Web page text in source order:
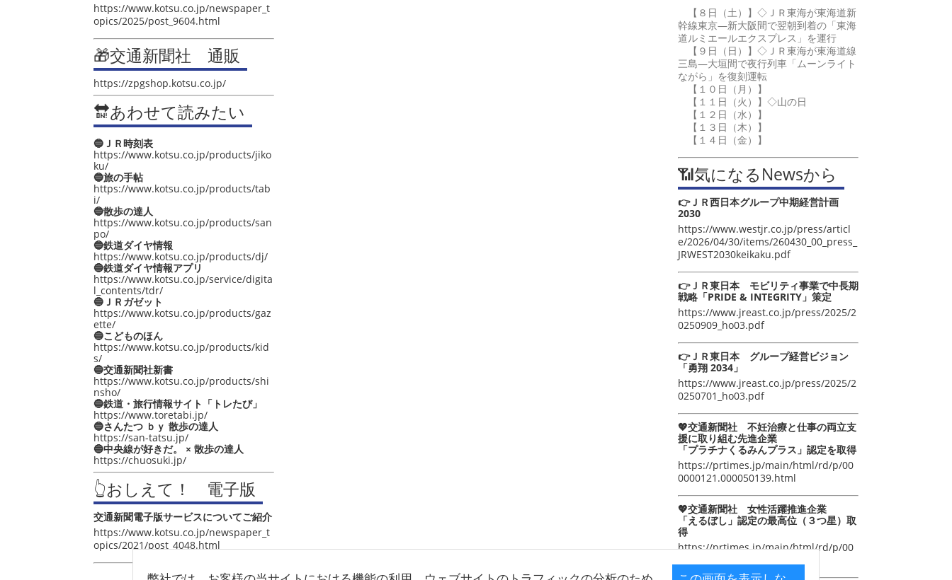
https://www.kotsu.co.jp/newspaper_t
opics/2025/post_9604.html
🎁交通新聞社 通販
https://zpgshop.kotsu.co.jp/
🔛あわせて読みたい
🔵ＪＲ時刻表
https://www.kotsu.co.jp/products/jiko
ku/
🔵旅の手帖
https://www.kotsu.co.jp/products/tab
i/
🔵散歩の達人
https://www.kotsu.co.jp/products/san
po/
🔵鉄道ダイヤ情報
https://www.kotsu.co.jp/products/dj/
🔵鉄道ダイヤ情報アプリ
https://www.kotsu.co.jp/service/digita
l_contents/tdr/
🔵ＪＲガゼット
https://www.kotsu.co.jp/products/gaz
ette/
🔵こどものほん
https://www.kotsu.co.jp/products/kid
s/
🔵交通新聞社新書
https://www.kotsu.co.jp/products/shi
nsho/
🔵鉄道・旅行情報サイト「トレたび」
https://www.toretabi.jp/
🔵さんたつ ｂｙ 散歩の達人
https://san-tatsu.jp/
🔵中央線が好きだ。 × 散歩の達人
https://chuosuki.jp/
👆おしえて！ 電子版
交通新聞電子版サービスについてご紹介
https://www.kotsu.co.jp/newspaper_t
opics/2021/post_4048.html
【８日（土）】◇ＪＲ東海が東海道新
幹線東京―新大阪間で翌朝到着の「東海
道ルミエールエクスプレス」を運行
【９日（日）】◇ＪＲ東海が東海道線
三島―大垣間で夜行列車「ムーンライト
ながら」を復刻運転
【１０日（月）】
【１１日（火）】◇山の日
【１２日（水）】
【１３日（木）】
【１４日（金）】
📶気になるNewsから
👉ＪＲ西日本グループ中期経営計画
2030
https://www.westjr.co.jp/press/articl
e/2026/04/30/items/260430_00_press_
JRWEST2030keikaku.pdf
👉ＪＲ東日本 モビリティ事業で中長期
戦略「PRIDE & INTEGRITY」策定
https://www.jreast.co.jp/press/2025/2
0250909_ho03.pdf
👉ＪＲ東日本 グループ経営ビジョン
「勇翔 2034」
https://www.jreast.co.jp/press/2025/2
0250701_ho03.pdf
💖交通新聞社 不妊治療と仕事の両立支
援に取り組む先進企業
「プラチナくるみんプラス」認定を取得
https://prtimes.jp/main/html/rd/p/00
0000121.000050139.html
💖交通新聞社 女性活躍推進企業
「えるぼし」認定の最高位（３つ星）取
得
https://prtimes.jp/main/html/rd/p/00